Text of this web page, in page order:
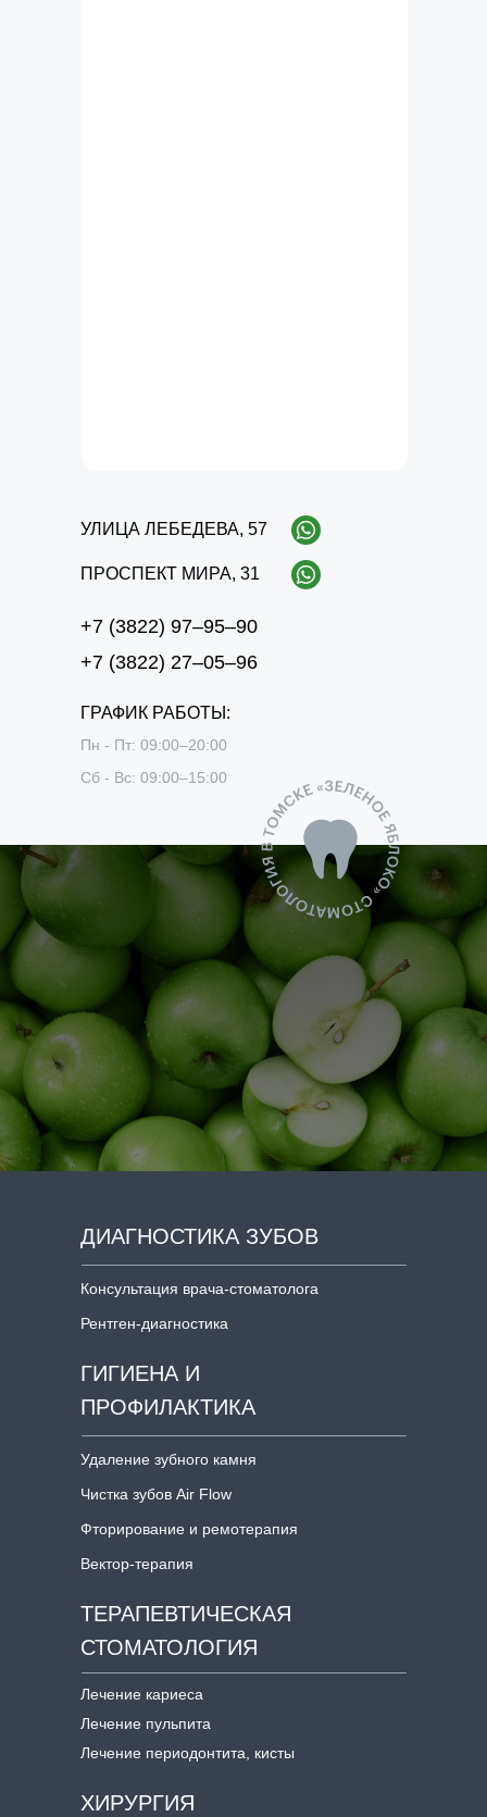
​УЛИЦА ЛЕБЕДЕВА, 57
ПРОСПЕКТ МИРА, 31
+7 (3822) 97‒95‒90
+7 (3822) 27‒05‒96
ГРАФИК РАБОТЫ:
Пн - Пт: 09:00–20:00
Сб - Вс: 09:00–15:00
ДИАГНОСТИКА ЗУБОВ
Рентген-диагностика
Консультация врача-стоматолога
Лечение кариеса
Лечение пульпита
Лечение периодонтита, кисты
ГИГИЕНА И
ПРОФИЛАКТИКА
ХИРУРГИЯ
Удаление зубного камня
Чистка зубов Air Flow
Фторирование и ремотерапия
ТЕРАПЕВТИЧЕСКАЯ
СТОМАТОЛОГИЯ
Вектор-терапия